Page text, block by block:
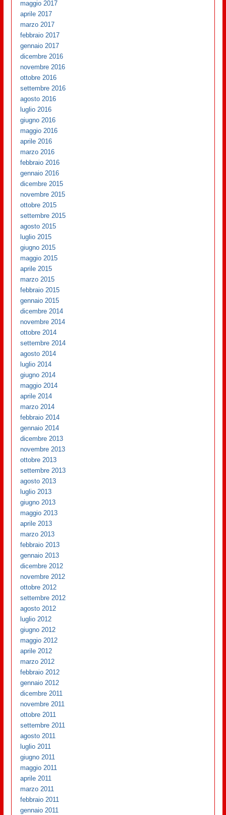
maggio 2017
aprile 2017
marzo 2017
febbraio 2017
gennaio 2017
dicembre 2016
novembre 2016
ottobre 2016
settembre 2016
agosto 2016
luglio 2016
giugno 2016
maggio 2016
aprile 2016
marzo 2016
febbraio 2016
gennaio 2016
dicembre 2015
novembre 2015
ottobre 2015
settembre 2015
agosto 2015
luglio 2015
giugno 2015
maggio 2015
aprile 2015
marzo 2015
febbraio 2015
gennaio 2015
dicembre 2014
novembre 2014
ottobre 2014
settembre 2014
agosto 2014
luglio 2014
giugno 2014
maggio 2014
aprile 2014
marzo 2014
febbraio 2014
gennaio 2014
dicembre 2013
novembre 2013
ottobre 2013
settembre 2013
agosto 2013
luglio 2013
giugno 2013
maggio 2013
aprile 2013
marzo 2013
febbraio 2013
gennaio 2013
dicembre 2012
novembre 2012
ottobre 2012
settembre 2012
agosto 2012
luglio 2012
giugno 2012
maggio 2012
aprile 2012
marzo 2012
febbraio 2012
gennaio 2012
dicembre 2011
novembre 2011
ottobre 2011
settembre 2011
agosto 2011
luglio 2011
giugno 2011
maggio 2011
aprile 2011
marzo 2011
febbraio 2011
gennaio 2011